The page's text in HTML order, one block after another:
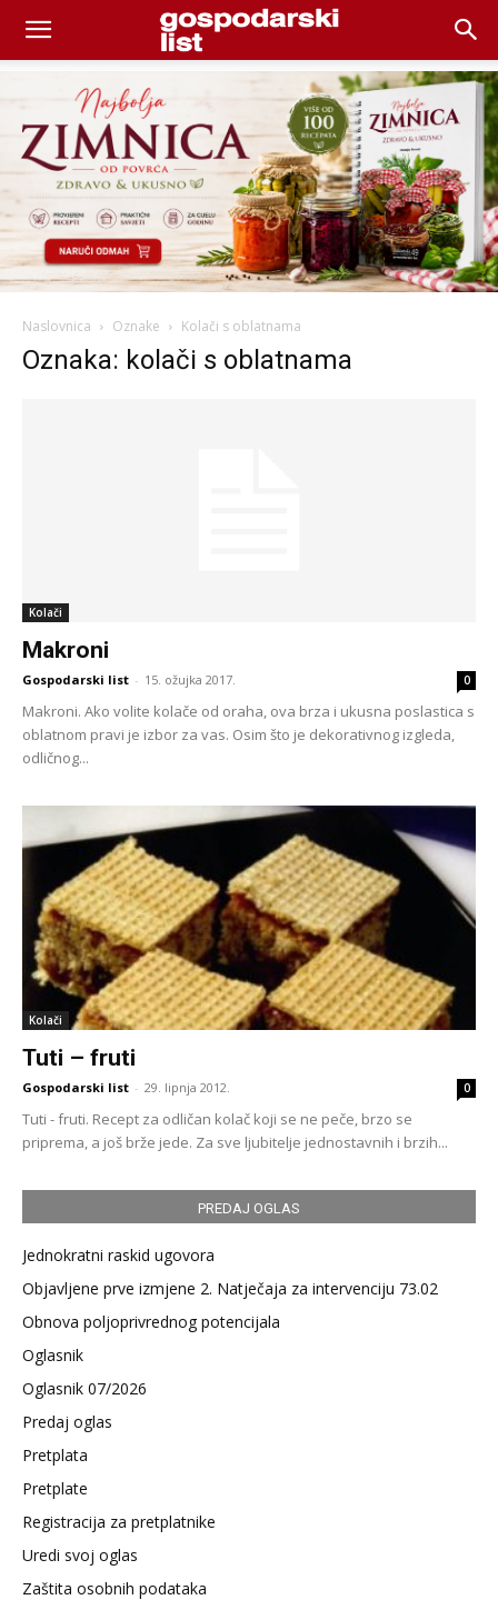
Naslovnica Oznake Kolači s oblatnama
Oznaka: kolači s oblatnama
Kolači
Makroni
Gospodarski list - 15. ožujka 2017. 0
Makroni. Ako volite kolače od oraha, ova brza i ukusna poslastica s
oblatnom pravi je izbor za vas. Osim što je dekorativnog izgleda,
odličnog...
Kolači
Tuti – fruti
Gospodarski list - 29. lipnja 2012. 0
Tuti - fruti. Recept za odličan kolač koji se ne peče, brzo se
priprema, a još brže jede. Za sve ljubitelje jednostavnih i brzih...
PREDAJ OGLAS
Jednokratni raskid ugovora
Objavljene prve izmjene 2. Natječaja za intervenciju 73.02
Obnova poljoprivrednog potencijala
Oglasnik
Oglasnik 07/2026
Predaj oglas
Pretplata
Pretplate
Registracija za pretplatnike
Uredi svoj oglas
Zaštita osobnih podataka